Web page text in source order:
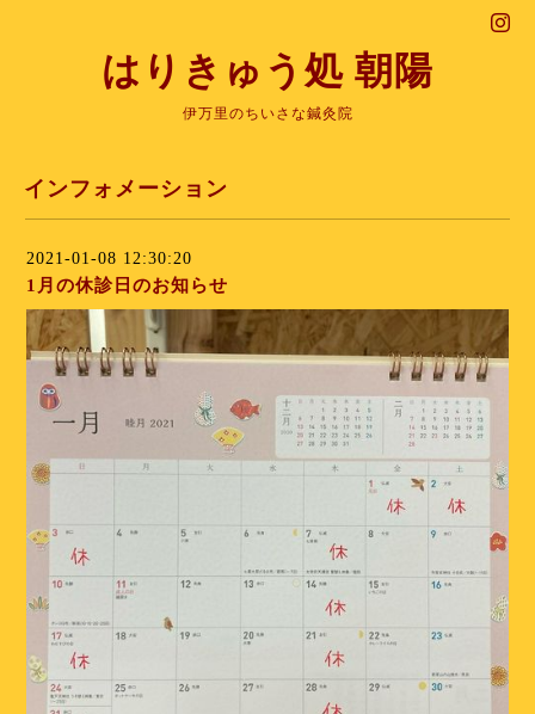
はりきゅう処 朝陽
伊万里のちいさな鍼灸院
インフォメーション
2021-01-08 12:30:20
1月の休診日のお知らせ